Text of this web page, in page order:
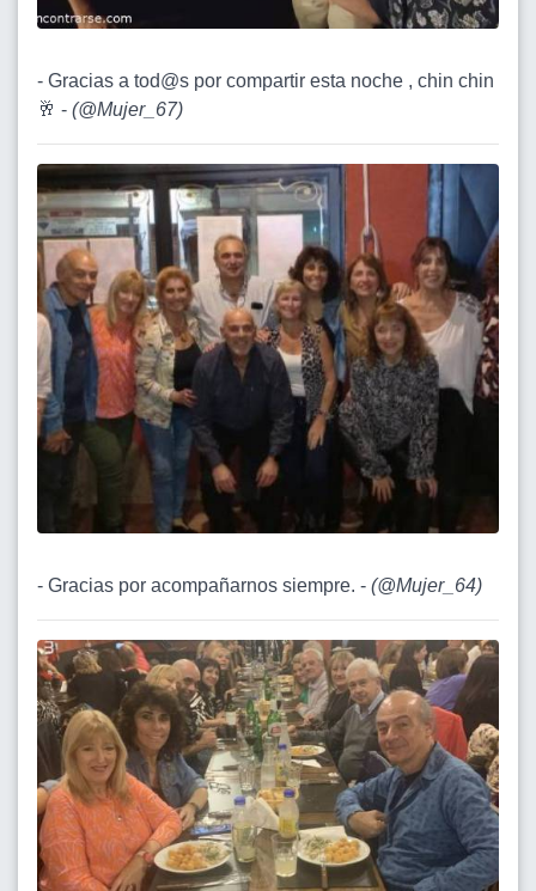
- Gracias a tod@s por compartir esta noche , chin chin
🥂 - (@Mujer_67)
- Gracias por acompañarnos siempre. - (@Mujer_64)